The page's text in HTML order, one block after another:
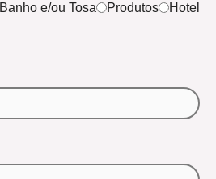
Banho e/ou Tosa Produtos
Hotel